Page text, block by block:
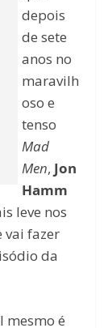
depois
de sete
anos no
maravilh
oso e
tenso
Mad
Men, Jon
Hamm
leve nos
vai fazer
da
mesmo é